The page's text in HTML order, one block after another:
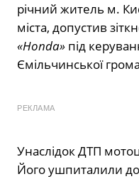
річний житель м.
міста, допустив
«Honda» під
Ємільчинської
РЕКЛАМА
Унаслідок ДТП
Його ушпиталили до